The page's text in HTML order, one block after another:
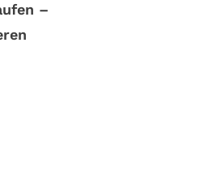
–